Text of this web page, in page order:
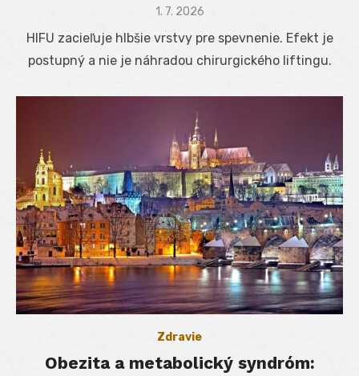
Posted
1. 7. 2026
HIFU zacieľuje hlbšie vrstvy pre spevnenie. Efekt je
postupný a nie je náhradou chirurgického liftingu.
Zdravie
Obezita a metabolický syndróm: